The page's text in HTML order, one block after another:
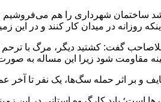
ساختمان شهرداری را هم می‌فروشیم
روزانه در میدان کار کنند و در این
گفت: کشتید دیگر، مرگ با
زمینه مقاومت شود زیرا این مساله
و بر اثر حمله سگ‌ها، یک نفر تا